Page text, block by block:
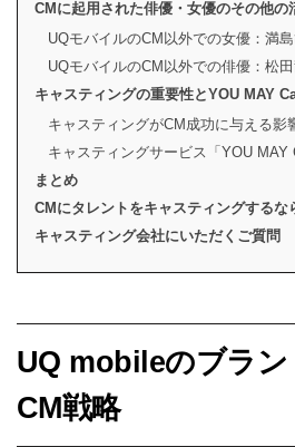
CMに起用された俳優・女優のその他の
UQモバイルのCM以外での女優：満
UQモバイルのCM以外での俳優：松
キャスティングの重要性とYOU MAY
キャスティングがCM成功に与える影
キャスティングサービス「YOU MAY
まとめ
CMにタレントをキャスティングするな
キャスティング会社にいただくご質問
UQ mobileのブラン
CM戦略